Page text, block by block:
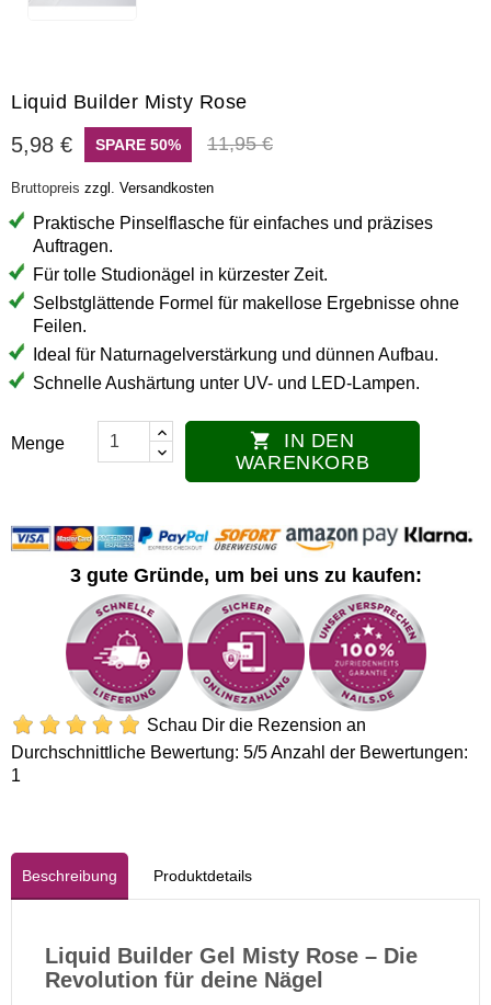
Liquid Builder Misty Rose
5,98 € SPARE 50% 11,95 €
Bruttopreis zzgl. Versandkosten
Praktische Pinselflasche für einfaches und präzises
Auftragen.
Für tolle Studionägel in kürzester Zeit.
Selbstglättende Formel für makellose Ergebnisse ohne
Feilen.
Ideal für Naturnagelverstärkung und dünnen Aufbau.
Schnelle Aushärtung unter UV- und LED-Lampen.
Menge 
WARENKORB
3 gute Gründe, um bei uns zu kaufen:
Schau Dir die Rezension an
Durchschnittliche Bewertung: 5/5 Anzahl der Bewertungen:
1
Beschreibung Produktdetails
Liquid Builder Gel Misty Rose – Die
Revolution für deine Nägel